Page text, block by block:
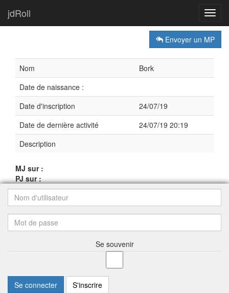
jdRoll
Envoyer un MP
Nom
Bork
Date de naissance :
Date d'inscription
24/07/19
Date de dernière activité
24/07/19 20:19
Description
MJ sur :
PJ sur :
Se souvenir
Se connecter S'inscrire